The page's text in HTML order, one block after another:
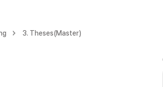
3. Theses(Master)